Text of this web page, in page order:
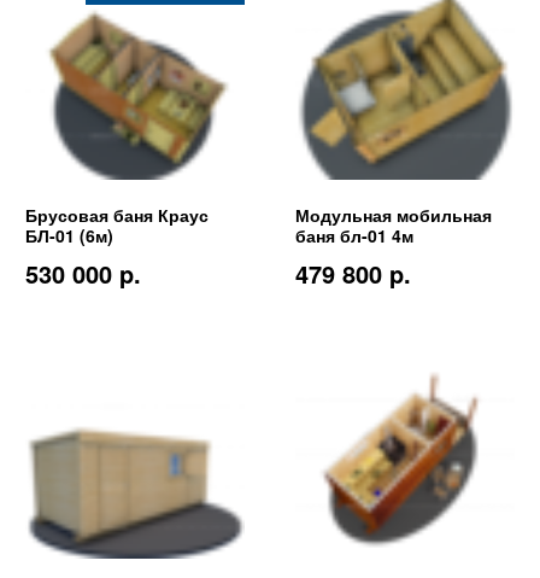
Брусовая баня Краус
БЛ-01 (6м)
530 000 p.
Модульная мобильная
баня бл-01 4м
479 800 p.